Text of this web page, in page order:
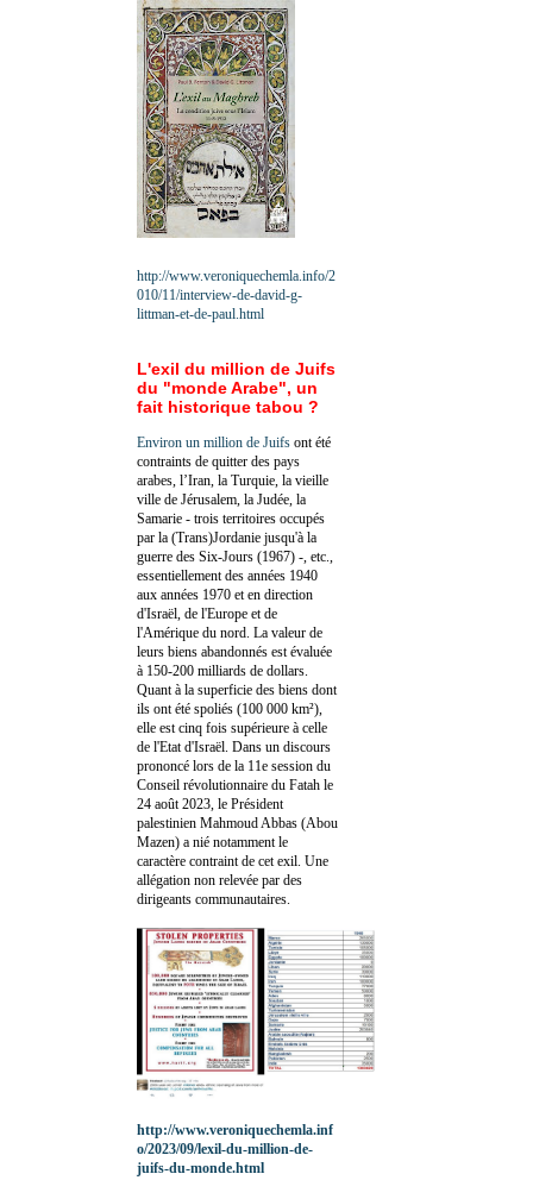
http://www.veroniquechemla.info/2
010/11/interview-de-david-g-
littman-et-de-paul.html
L'exil du million de Juifs
du "monde Arabe", un
fait historique tabou ?
Environ un million de Juifs ont été
contraints de quitter des pays
arabes, l’Iran, la Turquie, la vieille
ville de Jérusalem, la Judée, la
Samarie - trois territoires occupés
par la (Trans)Jordanie jusqu'à la
guerre des Six-Jours (1967) -, etc.,
essentiellement des années 1940
aux années 1970 et en direction
d'Israël, de l'Europe et de
l'Amérique du nord. La valeur de
leurs biens abandonnés est évaluée
à 150-200 milliards de dollars.
Quant à la superficie des biens dont
ils ont été spoliés (100 000 km²),
elle est cinq fois supérieure à celle
de l'Etat d'Israël. Dans un discours
prononcé lors de la 11e session du
Conseil révolutionnaire du Fatah le
24 août 2023, le Président
palestinien Mahmoud Abbas (Abou
Mazen) a nié notamment le
caractère contraint de cet exil. Une
allégation non relevée par des
dirigeants communautaires.
http://www.veroniquechemla.inf
o/2023/09/lexil-du-million-de-
juifs-du-monde.html